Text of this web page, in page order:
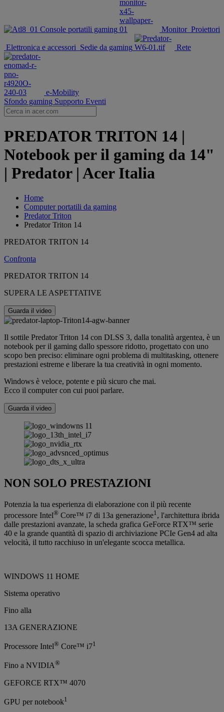
Console portatili gaming Monitor Proiettori
Elettronica e accessori Sedie da gaming Rete
e-Mobility
Sfondo gaming Supporto Eventi
PREDATOR TRITON 14 |
Notebook per il gaming da 14"
| Predator | Acer Italia
Home
Computer portatili da gaming
Predator Triton
Predator Triton 14
PREDATOR TRITON 14
Confronta
PREDATOR TRITON 14
SUPERA LE ASPETTATIVE
Guarda il video
Il sottile Predator Triton 14 con DLSS 3, dalla tonalità argentea, è un
notebook per il gaming dallo spessore ridotto, progettato con uno
scopo ben preciso: eliminare ogni problema di multitasking, ottenere
prestazioni estreme e liberare la tua creatività in ogni momento.
Windows è veloce, potente e più sicuro che mai.
Ecco il computer con cui puoi parlare.
Guarda il video
NON SOLO PRESTAZIONI
Potenzia la tua esperienza di elaborazione con il più recente
processore Intel® Core™ i7 di 13a generazione1 , l'architettura ibrida
dalle prestazioni avanzate, la scheda grafica GeForce RTX™ serie
40 e la grande quantità di spazio di archiviazione PCIe Gen4 ad alta
velocità, il tutto racchiuso in un'elegante scocca metallica.
WINDOWS 11 HOME
Sistema operativo
Fino alla
13A GENERAZIONE
Processore Intel® Core™ i71
Fino a NVIDIA®
GEFORCE RTX™ 4070
GPU per notebook1